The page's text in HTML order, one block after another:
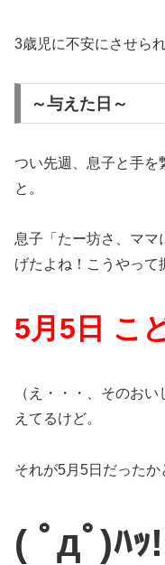
3歳児に不安にさせら
～与えた日～
つい先週、息子と手を
と。
息子「たー坊さ、ママ
げたよね！こうやって
5月5日 こ
（え・・・、そのお
えてるけど。
それが5月5日だったか
( ﾟдﾟ)ﾊｯ!